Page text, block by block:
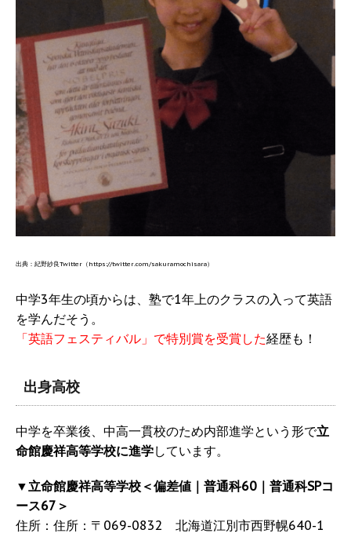
出典：紀野紗良Twitter（https://twitter.com/sakuramochisara）
中学3年生の頃からは、塾で1年上のクラスの入って英語
を学んだそう。
「英語フェスティバル」で特別賞を受賞した経歴も！
出身高校
中学を卒業後、中高一貫校のため内部進学という形で立
命館慶祥高等学校に進学しています。
▼立命館慶祥高等学校＜偏差値｜普通科60｜普通科SPコ
ース67＞
住所：住所：〒069-0832 北海道江別市西野幌640-1